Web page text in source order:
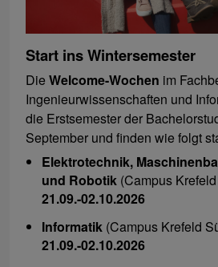
Start ins Wintersemester
Die Welcome-Wochen im
Ingenieurwissenschaften und
die Erstsemester der
September und finden wie folgt
Elektrotechnik,
und Robotik (Campus
21.09.-02.10.2026
Informatik (Campus Krefeld
21.09.-02.10.2026